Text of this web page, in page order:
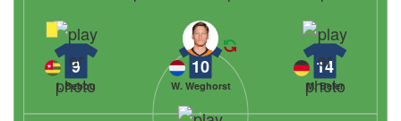
14
M. Beier
10
W. Weghorst
9
I. Bebou